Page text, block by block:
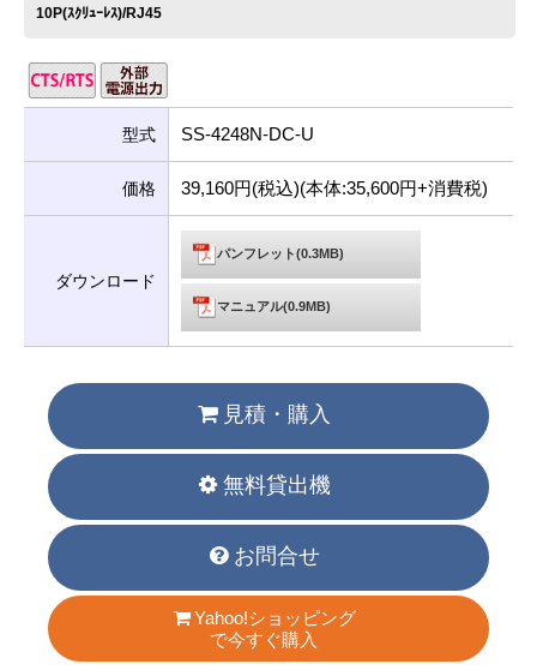
10P(ｽｸﾘｭｰﾚｽ)/RJ45
型式 SS-4248N-DC-U
価格 39,160円(税込)(本体:35,600円+消費税)
ダウンロード
パンフレット(0.3MB)
マニュアル(0.9MB)
見積・購入
無料貸出機
お問合せ
Yahoo!ショッピング
で今すぐ購入